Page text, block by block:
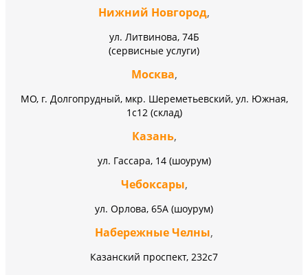
Нижний Новгород,
ул. Литвинова, 74Б
(сервисные услуги)
Москва,
МО, г. Долгопрудный, мкр. Шереметьевский, ул. Южная,
1с12 (склад)
Казань,
ул. Гассара, 14 (шоурум)
Чебоксары,
ул. Орлова, 65А (шоурум)
Набережные Челны,
Казанский проспект, 232c7